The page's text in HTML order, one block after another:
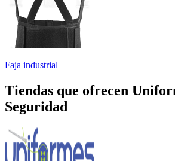
Faja industrial
Tiendas que ofrecen
Seguridad